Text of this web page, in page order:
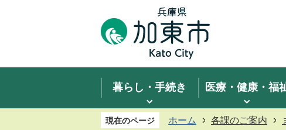
暮らし・手続き 医療・健康・福
現在のページ ホーム 各課のご案内